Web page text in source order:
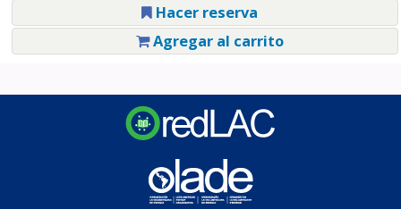
Hacer reserva
Agregar al carrito